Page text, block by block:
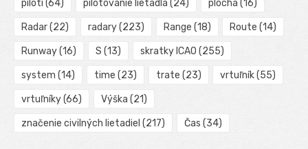
piloti (64) pilotovanie lietadla (24) plocha (16)
Radar(22) radary(223) Range (18) Route (14)
Runway(16) S (13) skratky ICAO (255)
system (14) time (23) trate (23) vrtuľník(55)
vrtuľníky(66) Výška (21)
značenie civilných lietadiel (217) Čas (34)